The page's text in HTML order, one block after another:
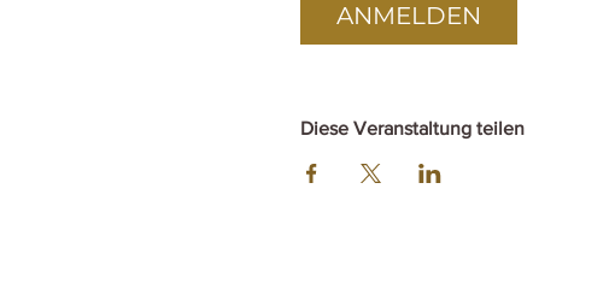
ANMELDEN
Diese Veranstaltung teilen